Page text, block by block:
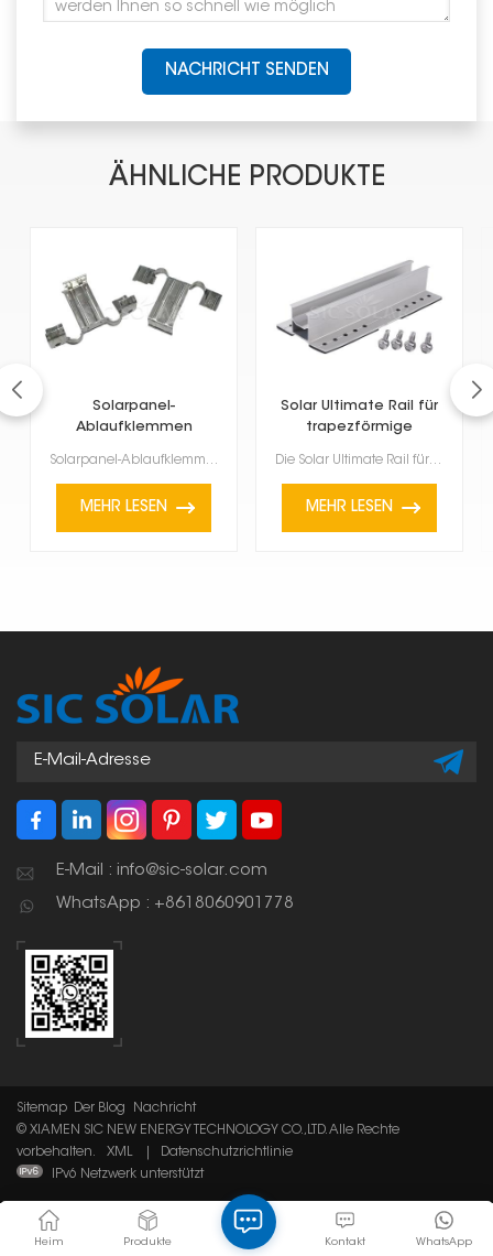
NACHRICHT SENDEN
ÄHNLICHE PRODUKTE
Solarpanel-
Ablaufklemmen
Solarpanel-Ablaufklemmen sind kleine, aber nützliche Helfer, die Wasser, Schmutz und andere Ablageru...
MEHR LESEN
Solar Ultimate Rail für
trapezförmige
Die Solar Ultimate Rail für trapezförmige Metalldächer ist ein hochwertiges System, das speziell für...
MEHR LESEN
E-Mail : info@sic-solar.com
WhatsApp : +8618060901778
Sitemap Der Blog
Nachricht
© XIAMEN SIC NEW ENERGY TECHNOLOGY CO.,LTD. Alle Rechte
vorbehalten.
XML
Datenschutzrichtlinie
IPv6 Netzwerk unterstützt
Heim Produkte WhatsApp
Kontakt